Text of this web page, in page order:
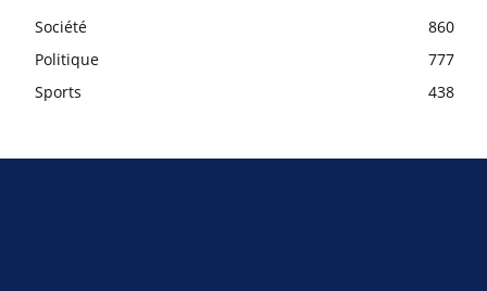
Société
860
Politique
777
Sports
438